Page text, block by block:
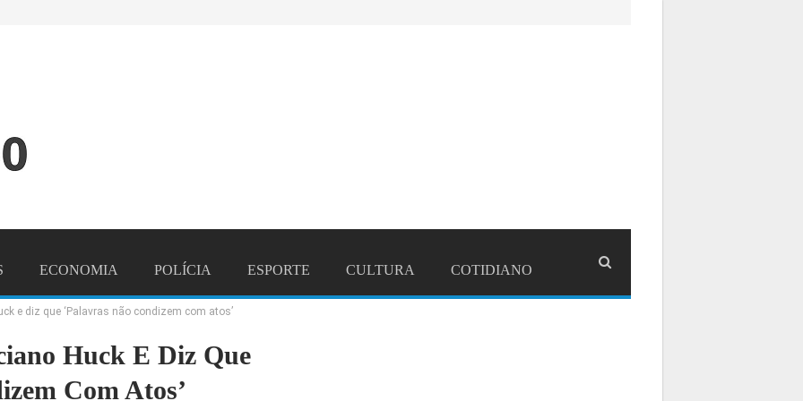
ECONOMIA POLÍCIA ESPORTE CULTURA COTIDIANO
CONTATO
e diz que ‘Palavras não condizem com atos’
Huck E Diz Que
Com Atos’